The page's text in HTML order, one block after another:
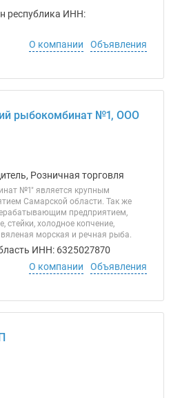
республика ИНН:
О компании
Объявления
рыбокомбинат №1, ООО
Розничная торговля
№1" является крупным
Самарской области. Так же
предприятием,
стейки, холодное копчение,
вяленая морская и речная рыба.
ИНН: 6325027870
О компании
Объявления